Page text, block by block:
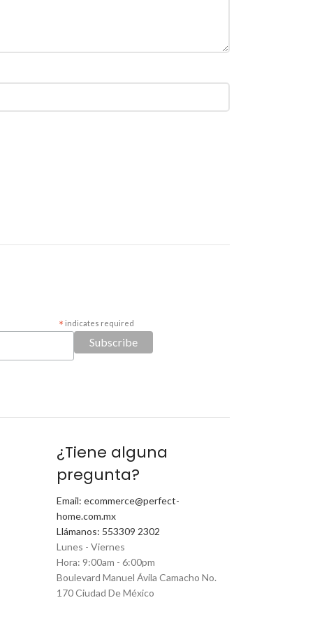
* indicates required
¿Tiene alguna
pregunta?
Email: ecommerce@perfect-
home.com.mx
Llámanos: 553309 2302
Lunes - Viernes
Hora: 9:00am - 6:00pm
Boulevard Manuel Ávila Camacho No.
170 Ciudad De México